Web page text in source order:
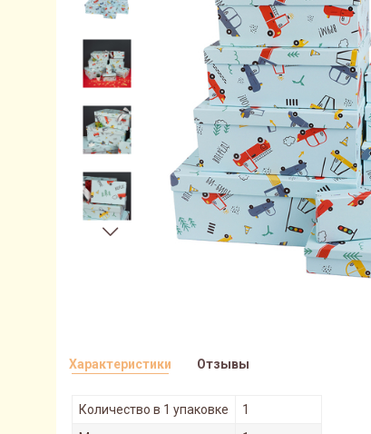
Характеристики
Количество в 1 упаковке
1
Отзывы